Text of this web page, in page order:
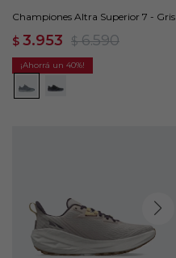
Championes Altra Superior 7 - Gris
$ 3.953 $ 6.590
40